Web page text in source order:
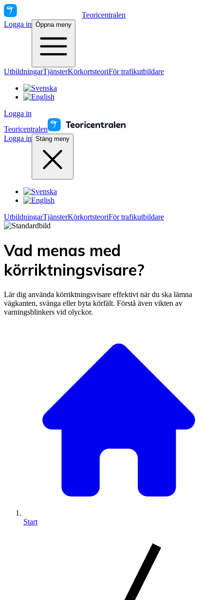
Teoricentralen
Logga in Öppna meny
UtbildningarTjänsterKörkortsteoriFör trafikutbildare
Logga in
Teoricentralen
Logga in Stäng meny
UtbildningarTjänsterKörkortsteoriFör trafikutbildare
Vad menas med
körriktningsvisare?
Lär dig använda körriktningsvisare effektivt när du ska lämna
vägkanten, svänga eller byta körfält. Förstå även vikten av
varningsblinkers vid olyckor.
Start